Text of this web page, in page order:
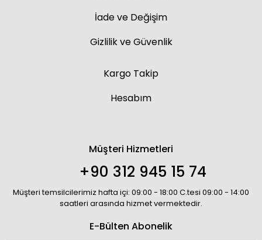
İade ve Değişim
Gizlilik ve Güvenlik
Kargo Takip
Hesabım
Müşteri Hizmetleri
+90 312 945 15 74
Müşteri temsilcilerimiz hafta içi: 09:00 - 18:00 C.tesi 09:00 - 14:00
saatleri arasında hizmet vermektedir.
E-Bülten Abonelik